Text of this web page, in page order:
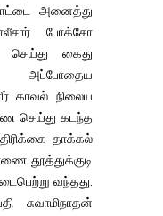
அனைத்து
போக்சோ
செய்து கைது
அப்போதைய
காவல் நிலைய
செய்து கடந்த
தாக்கல்
தூத்துக்குடி
வந்தது.
சுவாமிநாதன்